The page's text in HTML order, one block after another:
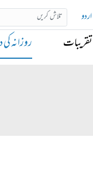
اردو
تقریبات روزانہ کی